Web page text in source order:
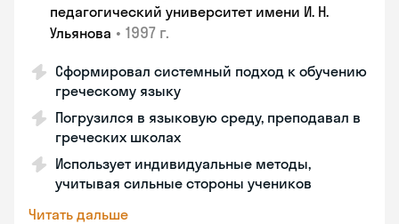
педагогический университет имени И. Н.
Ульянова • 1997 г.
Сформировал системный подход к обучению
греческому языку
Погрузился в языковую среду, преподавал в
греческих школах
Использует индивидуальные методы,
учитывая сильные стороны учеников
Читать дальше